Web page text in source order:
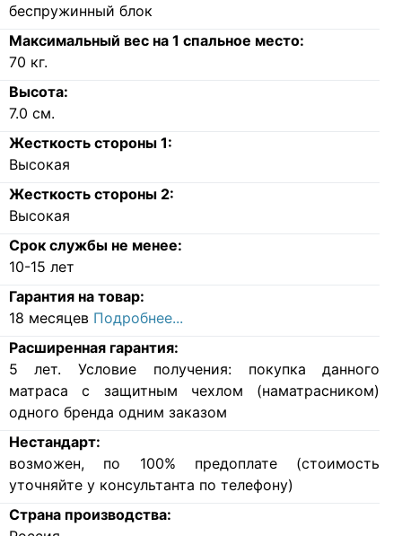
беспружинный блок
Максимальный вес на 1 спальное место:
70 кг.
Высота:
7.0 см.
Жесткость стороны 1:
Высокая
Жесткость стороны 2:
Высокая
Срок службы не менее:
10-15 лет
Гарантия на товар:
18 месяцев Подробнее...
Расширенная гарантия:
5 лет. Условие получения: покупка данного
матраса с защитным чехлом (наматрасником)
одного бренда одним заказом
Нестандарт:
возможен, по 100% предоплате (стоимость
уточняйте у консультанта по телефону)
Страна производства: